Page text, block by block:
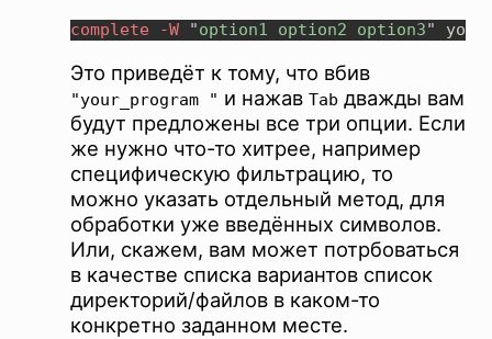
complete -W "option1 option2 option3
Это приведёт к тому, что вбив
"your_program " и нажав Tab дважды вам
будут предложены все три опции. Если
же нужно что-то хитрее, например
специфическую фильтрацию, то
можно указать отдельный метод, для
обработки уже введённых символов.
Или, скажем, вам может потрбоваться
в качестве списка вариантов список
директорий/файлов в каком-то
конкретно заданном месте.